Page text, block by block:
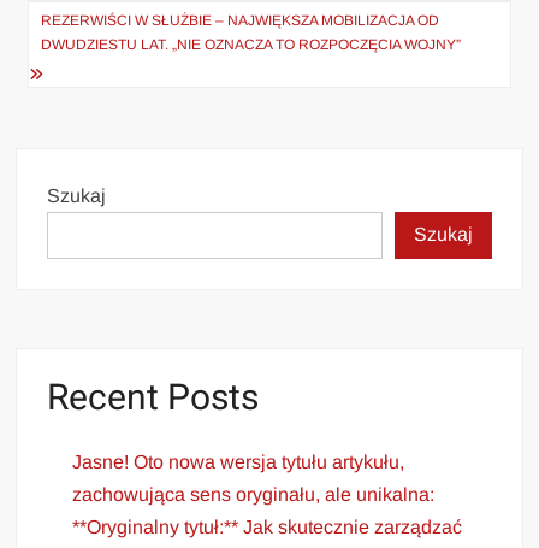
REZERWIŚCI W SŁUŻBIE – NAJWIĘKSZA MOBILIZACJA OD
DWUDZIESTU LAT. „NIE OZNACZA TO ROZPOCZĘCIA WOJNY”
Szukaj
Szukaj
Recent Posts
Jasne! Oto nowa wersja tytułu artykułu,
zachowująca sens oryginału, ale unikalna:
**Oryginalny tytuł:** Jak skutecznie zarządzać